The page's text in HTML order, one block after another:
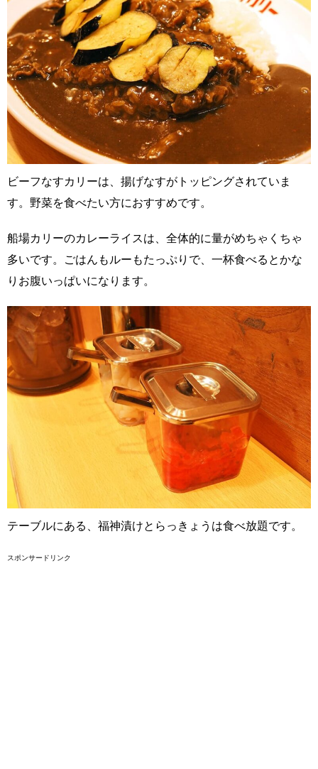
ビーフなすカリーは、揚げなすがトッピングされていま
す。野菜を食べたい方におすすめです。
船場カリーのカレーライスは、全体的に量がめちゃくちゃ
多いです。ごはんもルーもたっぷりで、一杯食べるとかな
りお腹いっぱいになります。
テーブルにある、福神漬けとらっきょうは食べ放題です。
スポンサードリンク